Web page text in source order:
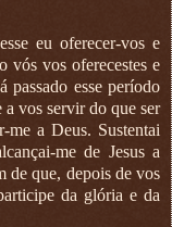
eu oferecer-vos e
vós vos oferecestes e
passado esse período
vos servir do que ser
me a Deus. Sustentai
me de Jesus a
de que, depois de vos
da glória e da